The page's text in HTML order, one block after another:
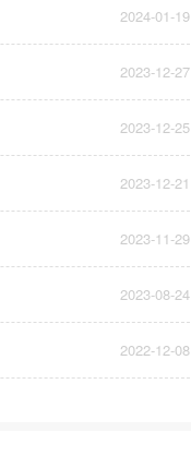
2024-01-19
2023-12-27
2023-12-25
2023-12-21
2023-11-29
2023-08-24
2022-12-08